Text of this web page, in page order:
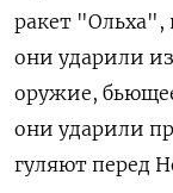
ракет
они ударили
оружие,
они ударили
гуляют перед